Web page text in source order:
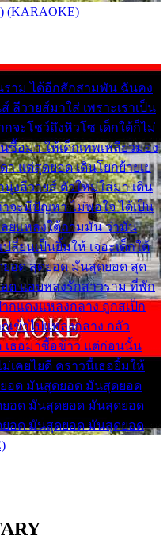
(KARAOKE)
ราม ได้อีกสักสามพัน ฉันคง
ลีวายส์มาใส่ เพราะเราเป็น
กจะโชว์ถึงหิวโซ เด็กใต้ก็ไม่
อมา ให้เด็กเทพเหลียวมอง
า แต่สุดยอด เดินโยกย้ายเย
งลีวายส์ ตัวใหม่ใส่มา เดิน
จะมีปัญหา ไม่พอใจ ได้เป็น
ยแหลงใต้ถามมัน ว่ามัน
ลี่ยนเป็นยิ้มให้ เจอะเด็กใต้
ยอด สุดยอด มันสุดยอด สุด
ด แอบหลงรักสาวราม ที่พัก
กแดงแหลงกลาง ถูกสเป็ก
เข้าไปแหลงกลาง กลัว
เธอมาซื้อข้าว แต่ก่อนนั้น
ม่เคยไยดี คราวนี้เธอยิ้มให้
อด มันสุดยอด มันสุดยอด
อด มันสุดยอด มันสุดยอด
อด มันสุดยอด มันสุดยอด